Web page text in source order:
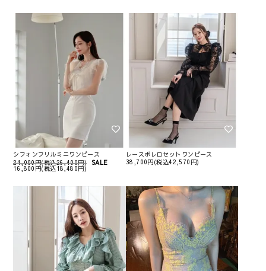
シフォンフリルミニワンピース
24,000円(税込26,400円) SALE
16,800円(税込18,480円)
レースボレロセットワンピース
38,700円(税込42,570円)